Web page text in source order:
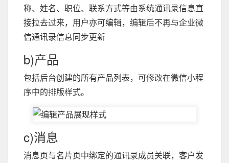
称、姓名、职位、联系方式等由系统通讯录信息直
接拉去过来，用户亦可编辑，编辑后不再与企业微
信通讯录信息同步更新
b)产品
包括后台创建的所有产品列表，可修改在微信小程
序中的排版样式。
c)消息
消息页与名片页中绑定的通讯录成员关联，客户发